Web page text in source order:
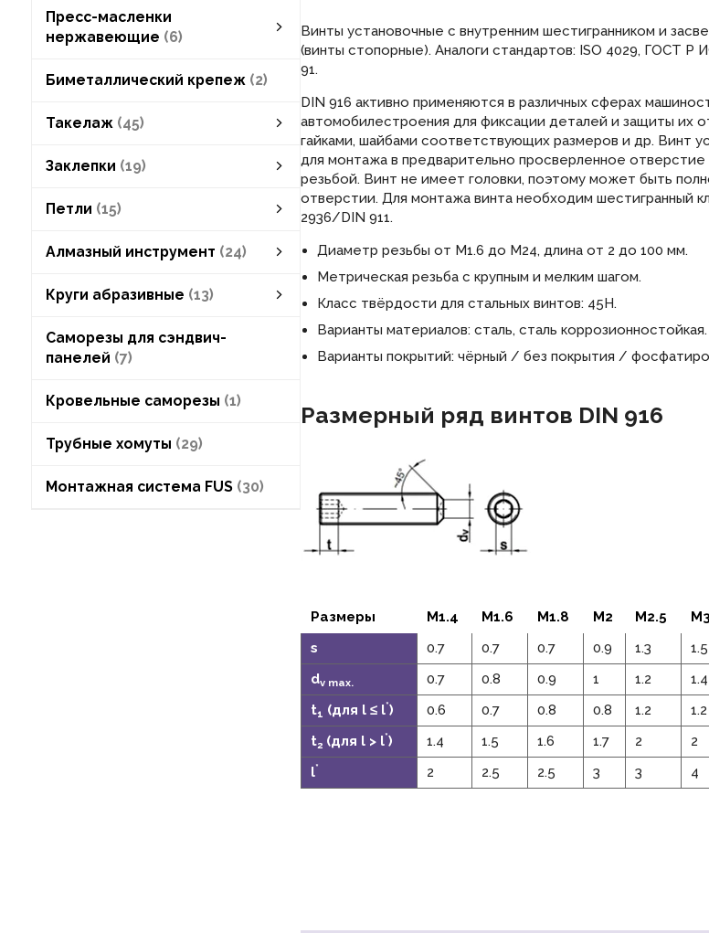
Пресс-масленки
нержавеющие
6
Биметаллический крепеж 2
Такелаж 45
Заклепки 19
Петли 15
Алмазный инструмент 24
Круги абразивные 13
Саморезы для сэндвич-
панелей 7
Кровельные саморезы 1
Трубные хомуты 29
Монтажная система FUS 30
Винты установочные с внутренним шестигранником и
(винты стопорные). Аналоги стандартов: ISO 4029, ГОСТ Р
91.
DIN 916 активно применяются в различных сферах
автомобилестроения для фиксации деталей и защиты их
гайками, шайбами соответствующих размеров и др. Винт
для монтажа в предварительно просверленное
резьбой. Винт не имеет головки, поэтому может быть
отверстии. Для монтажа винта необходим шестигранный
2936/DIN 911.
Диаметр резьбы от М1.6 до М24, длина от 2 до 100 мм.
Метрическая резьба с крупным и мелким шагом.
Класс твёрдости для стальных винтов: 45H.
Варианты материалов: сталь, сталь коррозионностойкая.
Варианты покрытий: чёрный / без покрытия /
Размерный ряд винтов DIN 916
Размеры M1.4 M1.6 M1.8 M2 M2.5 M3
s
0.7 0.7 0.7 0.9 1.3 1.5
dv max. 0.7 0.8 0.9 1 1.2 1.4
t1 (для l ≤ l*) 0.6 0.7 0.8 0.8 1.2 1.2
t2 (для l > l*) 1.4 1.5 1.6 1.7 2 2
l* 2 2.5 2.5 3 3 4